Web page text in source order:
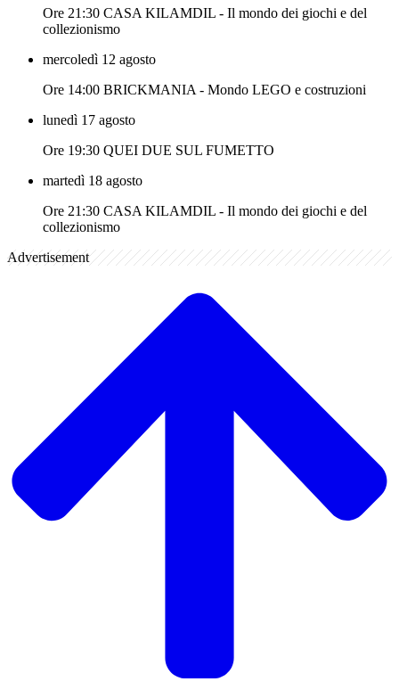
Ore 21:30 CASA KILAMDIL - Il mondo dei giochi e del
collezionismo
mercoledì 12 agosto
Ore 14:00 BRICKMANIA - Mondo LEGO e costruzioni
lunedì 17 agosto
Ore 19:30 QUEI DUE SUL FUMETTO
martedì 18 agosto
Ore 21:30 CASA KILAMDIL - Il mondo dei giochi e del
collezionismo
Advertisement